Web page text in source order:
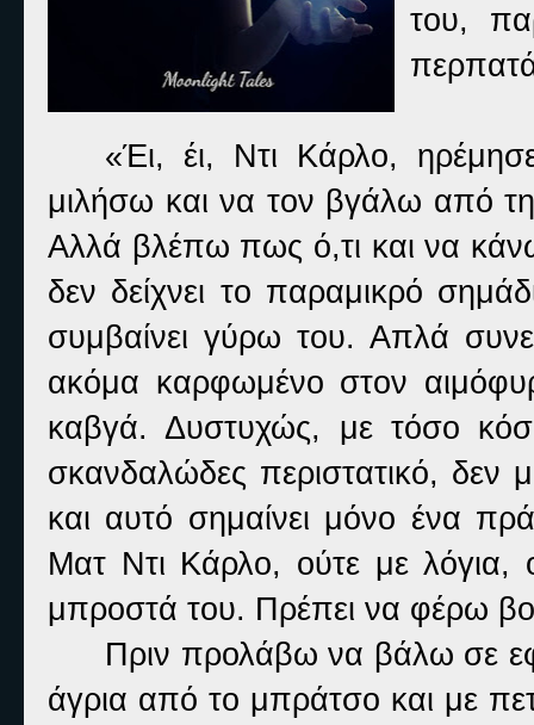
του,
«Έι, έι, Ντι Κάρλο,
μιλήσω και να τον βγάλω από
Αλλά βλέπω πως ό,τι και να
δεν δείχνει το παραμικρό
συμβαίνει γύρω του. Απλά
ακόμα καρφωμένο στον
καβγά. Δυστυχώς, με τόσο
σκανδαλώδες περιστατικό, δεν
και αυτό σημαίνει μόνο ένα
Ματ Ντι Κάρλο, ούτε με λόγια,
μπροστά του. Πρέπει να φέρω
Πριν προλάβω να βάλω σε
άγρια από το μπράτσο και με